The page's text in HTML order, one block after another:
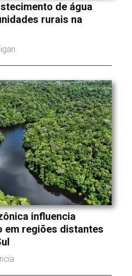
de água
rurais na
influencia
em regiões distantes